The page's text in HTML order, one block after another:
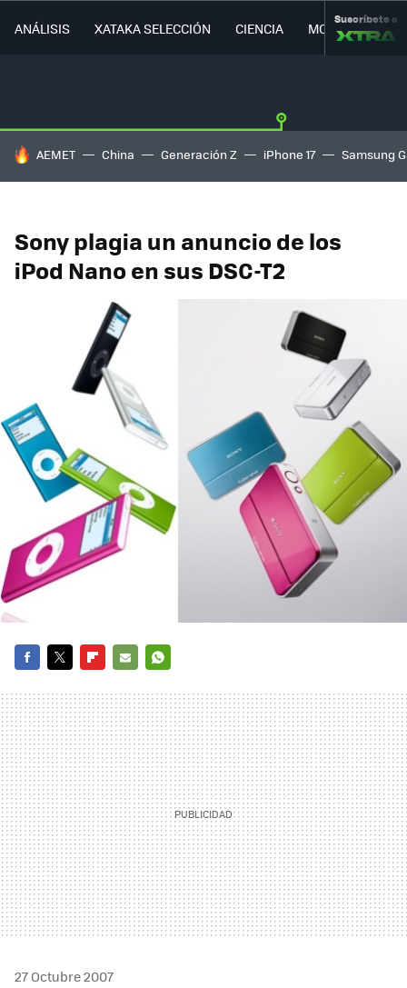
ANÁLISIS XATAKA SELECCIÓN CIENCIA MOVILIDAD
Suscríbete a
HOY SE HABLA DE
AEMET China Generación Z iPhone 17 Samsung
Sony plagia un anuncio de los
iPod Nano en sus DSC-T2
MAIL
27 Octubre 2007